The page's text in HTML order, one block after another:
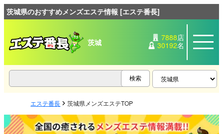
茨城県のおすすめメンズエステ情報 [エステ番長]
茨城 7888店
30192名
エステ番長 茨城県メンズエステTOP